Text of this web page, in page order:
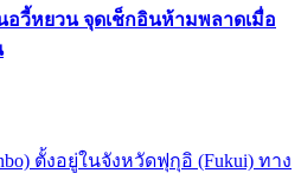
อวี้หยวน จุดเช็กอินห้ามพลาดเมื่อ
ตั้งอยู่ในจังหวัดฟุกุอิ (Fukui) ทาง